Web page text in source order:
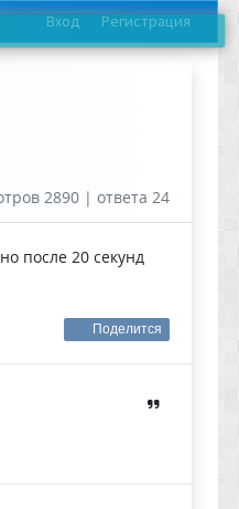
Вход Регистрация
2890 | ответа 24
после 20 секунд
Поделится